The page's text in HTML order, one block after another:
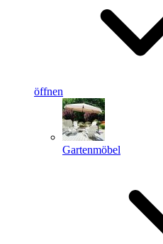
öffnen
Gartenmöbel